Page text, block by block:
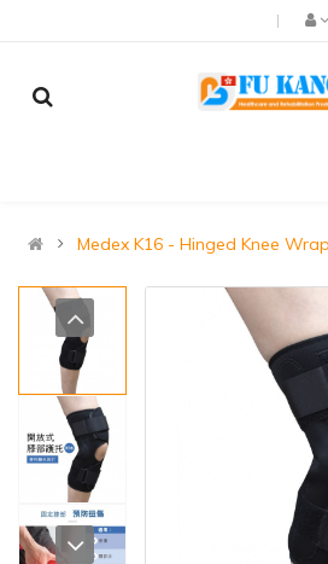
Medex K16 - Hinged Knee